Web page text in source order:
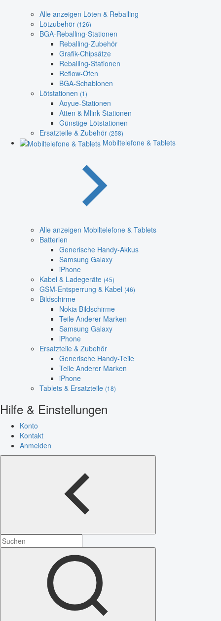
Alle anzeigen Löten & Reballing
Lötzubehör (126)
BGA-Reballing-Stationen
Reballing-Zubehör
Grafik-Chipsätze
Reballing-Stationen
Reflow-Öfen
BGA-Schablonen
Lötstationen (1)
Aoyue-Stationen
Atten & Mlink Stationen
Günstige Lötstationen
Ersatzteile & Zubehör (258)
Mobiltelefone & Tablets
Alle anzeigen Mobiltelefone & Tablets
Batterien
Generische Handy-Akkus
Samsung Galaxy
iPhone
Kabel & Ladegeräte (45)
GSM-Entsperrung & Kabel (46)
Bildschirme
Nokia Bildschirme
Teile Anderer Marken
Samsung Galaxy
iPhone
Ersatzteile & Zubehör
Generische Handy-Teile
Teile Anderer Marken
iPhone
Tablets & Ersatzteile (18)
Hilfe & Einstellungen
Konto
Kontakt
Anmelden